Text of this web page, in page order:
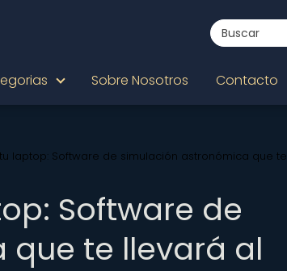
Sobre Nosotros Contacto
laptop: Software de simulación astronómica que te
Software de
te llevará al